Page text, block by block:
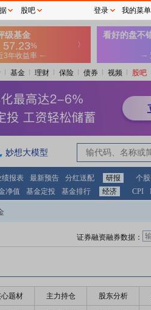
基金 理财 保险 债券 视频 股吧
妙想大模型
绩报表 最新预告 分红送配 研报 个
净值 基金定投 基金排行 经济 CPI
证券融资融券数据：
题材 主力持仓 股东分析
股吧 登录 我的菜单